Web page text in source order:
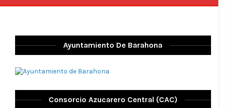
Ayuntamiento De Barahona
Consorcio Azucarero Central (CAC)